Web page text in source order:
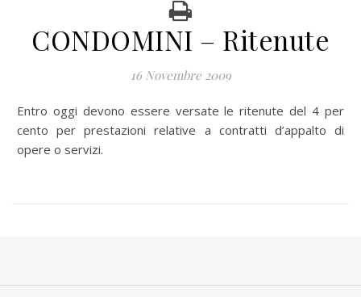
CONDOMINI – Ritenute
16 Novembre 2009
Entro oggi devono essere versate le ritenute del 4 per
cento per prestazioni relative a contratti d’appalto di
opere o servizi.